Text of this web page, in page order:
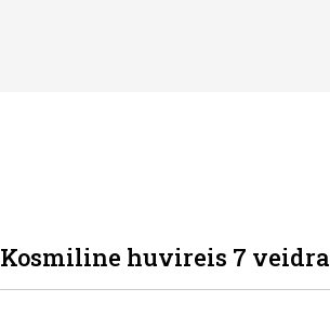
Kosmiline huvireis 7